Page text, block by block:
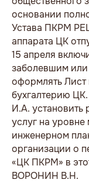
основании
Устава ПКРМ
аппарата ЦК
15 апреля
заболевшим
оформлять Лист
бухгалтерию
И.А. установить
услуг на
инженерном
организации о
«ЦК ПКРМ» в
ВОРОНИН В.Н.